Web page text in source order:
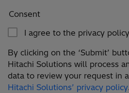
Consent
I agree to the privacy
By clicking on the ‘Submit’
Hitachi Solutions will process
data to review your request in
Hitachi Solutions’ privacy policy